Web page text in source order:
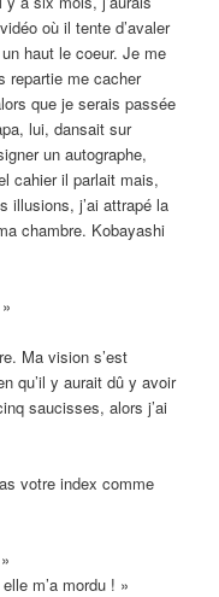
où il tente d’avaler
haut le coeur. Je me
repartie me cacher
que je serais passée
lui, dansait sur
un autographe,
cahier il parlait mais,
illusions, j’ai attrapé la
chambre. Kobayashi
Ma vision s’est
qu’il y aurait dû y avoir
saucisses, alors j’ai
votre index comme
m’a mordu ! »